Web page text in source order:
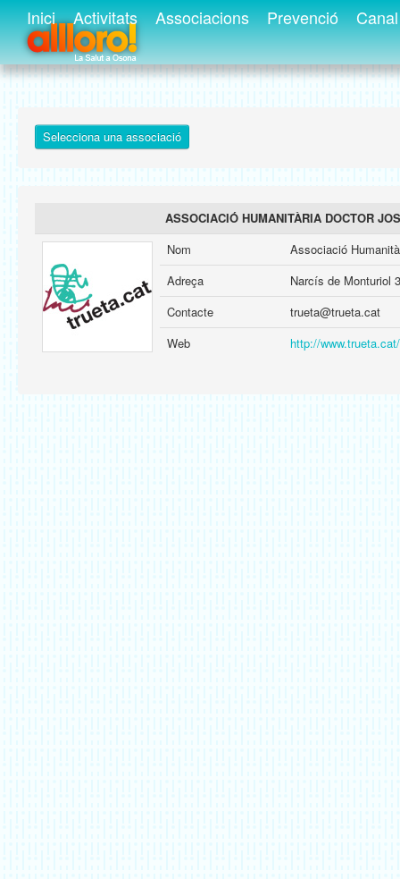
Inici Activitats Associacions Prevenció
Selecciona una associació
ASSOCIACIÓ HUMANITÀRIA DOCTOR
Nom
Associació
Adreça
Narcís de Monturiol
Contacte
trueta@trueta.cat
Web
http://www.trueta.cat/